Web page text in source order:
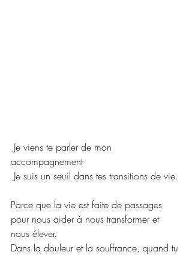
Je viens te parler de mon
accompagnement
Je suis un seuil dans tes transitions de vie.
Parce que la vie est faite de passages
pour nous aider à nous transformer et
nous élever.
Dans la douleur et la souffrance, quand tu